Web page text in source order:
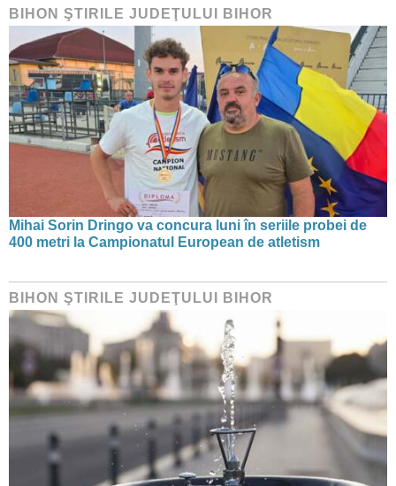
BIHON ŞTIRILE JUDEŢULUI BIHOR
Mihai Sorin Dringo va concura luni în seriile probei de
400 metri la Campionatul European de atletism
BIHON ŞTIRILE JUDEŢULUI BIHOR